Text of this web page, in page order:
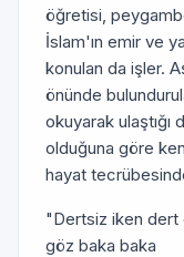
öğretisi,
İslam'ın emir ve
konulan da işler.
önünde
okuyarak ulaştığı
olduğuna göre
hayat
"Dertsiz iken dert
göz baka baka